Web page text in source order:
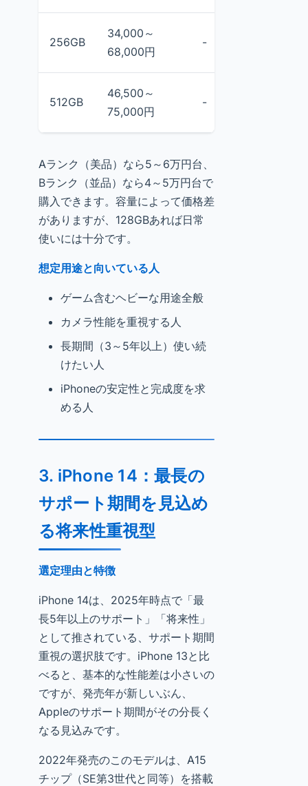
256GB
34,000～
68,000円
-
512GB
46,500～
75,000円
-
Aランク（美品）なら5～6万円台、
Bランク（並品）なら4～5万円台で
購入できます。容量によって価格差
がありますが、128GBあれば日常
使いには十分です。
想定用途と向いている人
ゲーム含むヘビーな用途全般
カメラ性能を重視する人
長期間（3～5年以上）使い続
けたい人
iPhoneの安定性と完成度を求
める人
3. iPhone 14：最長の
サポート期間を見込め
る将来性重視型
選定理由と特徴
iPhone 14は、2025年時点で「最
長5年以上のサポート」「将来性」
として推されている、サポート期間
重視の選択肢です。iPhone 13と比
べると、基本的な性能差は小さいの
ですが、発売年が新しいぶん、
Appleのサポート期間がその分長く
なる見込みです。
2022年発売のこのモデルは、A15
チップ（SE第3世代と同等）を搭載